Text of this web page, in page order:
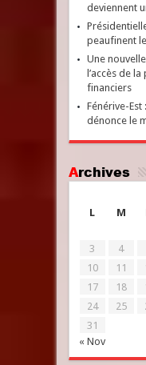
deviennent
peaufinent
Une
l’accès de
financiers
Fénérive-
dénonce le
Archives
L
M
« Nov
3
4
10
11
17
18
24
25
31